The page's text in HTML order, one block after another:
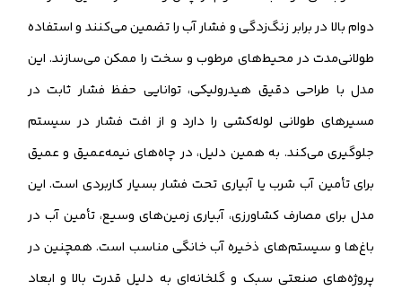
دوام بالا در برابر زنگ‌زدگی و فشار آب را تضمین می‌کنند و استفاده
طولانی‌مدت در محیط‌های مرطوب و سخت را ممکن می‌سازند. این
مدل با طراحی دقیق هیدرولیکی، توانایی حفظ فشار ثابت در
مسیرهای طولانی لوله‌کشی را دارد و از افت فشار در سیستم
جلوگیری می‌کند. به همین دلیل، در چاه‌های نیمه‌عمیق و عمیق
برای تأمین آب شرب یا آبیاری تحت فشار بسیار کاربردی است. این
مدل برای مصارف کشاورزی، آبیاری زمین‌های وسیع، تأمین آب در
باغ‌ها و سیستم‌های ذخیره آب خانگی مناسب است. همچنین در
پروژه‌های صنعتی سبک و گلخانه‌ای به دلیل قدرت بالا و ابعاد